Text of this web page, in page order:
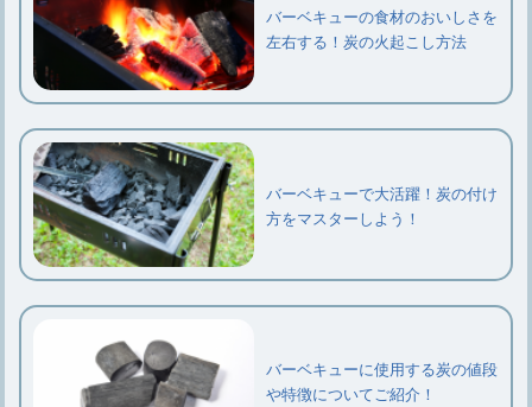
バーベキューの食材のおいしさを
左右する！炭の火起こし方法
バーベキューで大活躍！炭の付け
方をマスターしよう！
バーベキューに使用する炭の値段
や特徴についてご紹介！